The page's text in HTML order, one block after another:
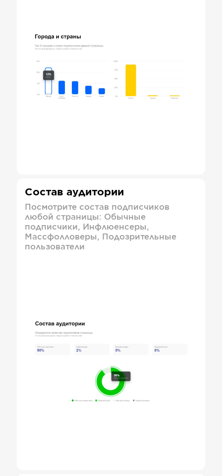
Состав аудитории
Посмотрите состав подписчиков
любой страницы: Обычные
подписчики, Инфлюенсеры,
Массфолловеры, Подозрительные
пользователи